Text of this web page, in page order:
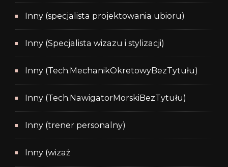
Inny (specjalista projektowania ubioru)
Inny (Specjalista wizazu i stylizacji)
Inny (Tech.MechanikOkretowyBezTytułu)
Inny (Tech.NawigatorMorskiBezTytułu)
Inny (trener personalny)
Inny (wizaż